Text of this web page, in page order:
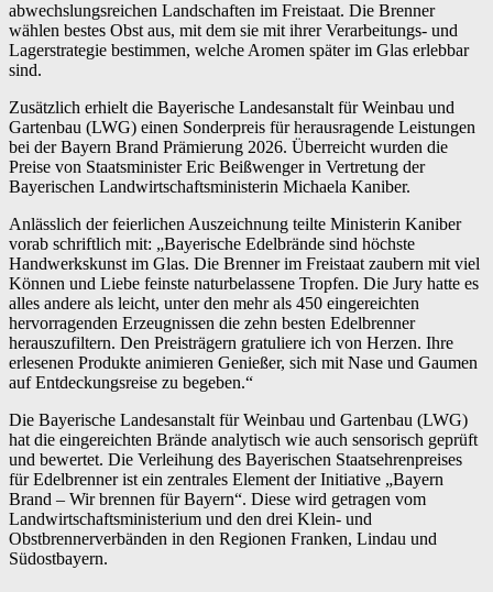
abwechslungsreichen Landschaften im Freistaat. Die Brenner
wählen bestes Obst aus, mit dem sie mit ihrer Verarbeitungs- und
Lagerstrategie bestimmen, welche Aromen später im Glas erlebbar
sind.
Zusätzlich erhielt die Bayerische Landesanstalt für Weinbau und
Gartenbau (LWG) einen Sonderpreis für herausragende Leistungen
bei der Bayern Brand Prämierung 2026. Überreicht wurden die
Preise von Staatsminister Eric Beißwenger in Vertretung der
Bayerischen Landwirtschaftsministerin Michaela Kaniber.
Anlässlich der feierlichen Auszeichnung teilte Ministerin Kaniber
vorab schriftlich mit: „Bayerische Edelbrände sind höchste
Handwerkskunst im Glas. Die Brenner im Freistaat zaubern mit viel
Können und Liebe feinste naturbelassene Tropfen. Die Jury hatte es
alles andere als leicht, unter den mehr als 450 eingereichten
hervorragenden Erzeugnissen die zehn besten Edelbrenner
herauszufiltern. Den Preisträgern gratuliere ich von Herzen. Ihre
erlesenen Produkte animieren Genießer, sich mit Nase und Gaumen
auf Entdeckungsreise zu begeben.“
Die Bayerische Landesanstalt für Weinbau und Gartenbau (LWG)
hat die eingereichten Brände analytisch wie auch sensorisch geprüft
und bewertet. Die Verleihung des Bayerischen Staatsehrenpreises
für Edelbrenner ist ein zentrales Element der Initiative „Bayern
Brand – Wir brennen für Bayern“. Diese wird getragen vom
Landwirtschaftsministerium und den drei Klein- und
Obstbrennerverbänden in den Regionen Franken, Lindau und
Südostbayern.